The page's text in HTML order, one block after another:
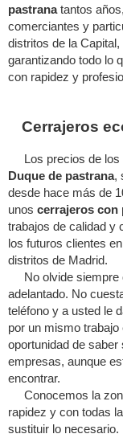
pastranatantos
comerciantes y
distritos de la
garantizando todo lo
con rapidez y
Cerrajeros
Los precios de los
Duque de pastrana,
desde hace más de
unos cerrajeros con
trabajos de calidad y
los futuros clientes
distritos de Madrid.
No olvide siempre
adelantado. No
teléfono y a usted le
por un mismo
oportunidad de saber
empresas, aunque
encontrar.
Conocemos la
rapidez y con todas
sustituir lo necesario.